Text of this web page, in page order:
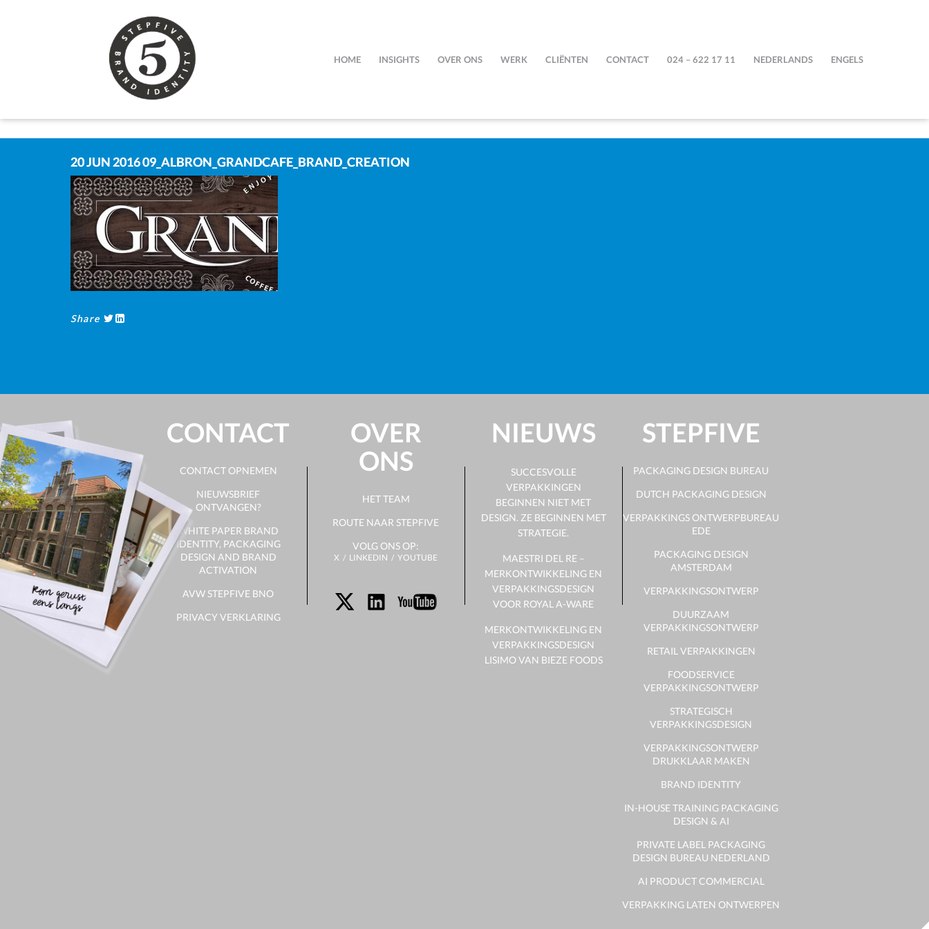
HOME INSIGHTS OVER ONS WERK CLIËNTEN CONTACT 024 – 622 17 11 NEDERLANDS ENGELS
20 JUN 201609_ALBRON_GRANDCAFE_BRAND_CREATION
Share
CONTACT
CONTACT OPNEMEN
NIEUWSBRIEF
ONTVANGEN?
WHITE PAPER BRAND
IDENTITY, PACKAGING
DESIGN AND BRAND
ACTIVATION
AVW STEPFIVE BNO
PRIVACY VERKLARING
OVER
ONS
HET TEAM
ROUTE NAAR STEPFIVE
VOLG ONS OP:
X LINKEDIN YOUTUBE
NIEUWS
SUCCESVOLLE
VERPAKKINGEN
BEGINNEN NIET MET
DESIGN. ZE BEGINNEN MET
STRATEGIE.
MAESTRI DEL RE –
MERKONTWIKKELING EN
VERPAKKINGSDESIGN
VOOR ROYAL A-WARE
MERKONTWIKKELING EN
VERPAKKINGSDESIGN
LISIMO VAN BIEZE FOODS
STEPFIVE
PACKAGING DESIGN BUREAU
DUTCH PACKAGING DESIGN
VERPAKKINGS ONTWERPBUREAU
EDE
PACKAGING DESIGN
AMSTERDAM
VERPAKKINGSONTWERP
DUURZAAM
VERPAKKINGSONTWERP
RETAIL VERPAKKINGEN
FOODSERVICE
VERPAKKINGSONTWERP
STRATEGISCH
VERPAKKINGSDESIGN
VERPAKKINGSONTWERP
DRUKKLAAR MAKEN
BRAND IDENTITY
IN-HOUSE TRAINING PACKAGING
DESIGN & AI
PRIVATE LABEL PACKAGING
DESIGN BUREAU NEDERLAND
AI PRODUCT COMMERCIAL
VERPAKKING LATEN ONTWERPEN